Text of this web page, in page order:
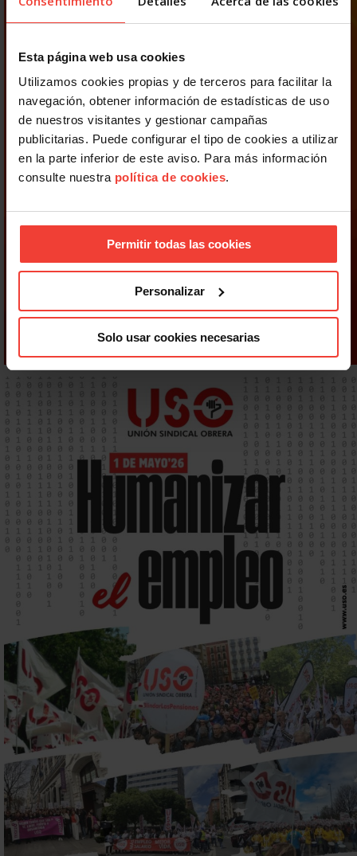
Esta página web usa cookies
Utilizamos cookies propias y de terceros para facilitar la
navegación, obtener información de estadísticas de uso
de nuestros visitantes y gestionar campañas
publicitarias. Puede configurar el tipo de cookies a utilizar
en la parte inferior de este aviso. Para más información
consulte nuestra política de cookies.
Permitir todas las cookies
Personalizar
Solo usar cookies necesarias